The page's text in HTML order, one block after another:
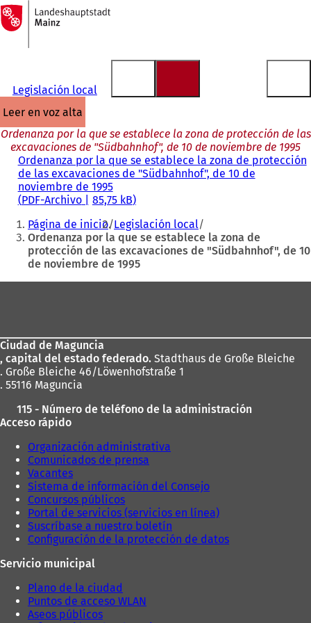
Saltar al contenido
A
la
página
Legislación local
leer en voz alta
Ordenanza por la que se establece la zona de protección de las
excavaciones de "Südbahnhof", de 10 de noviembre de 1995
Ordenanza por la que se establece la zona de protección
de las excavaciones de "Südbahnhof", de 10 de
noviembre de 1995
PDF-Archivo 85,75 kB
Estás
aquí:
Página de inicio Legislación local
Ordenanza por la que se establece la zona de
protección de las excavaciones de "Südbahnhof", de 10
de noviembre de 1995
pies
Ciudad de Maguncia
, capital del estado federado. Stadthaus de Große Bleiche
. Große Bleiche 46/Löwenhofstraße 1
. 55116 Maguncia
115 - Número de teléfono de la administración
Acceso rápido
Organización administrativa
Comunicados de prensa
Vacantes
Sistema de información del Consejo
Concursos públicos
Portal de servicios (servicios en línea)
Suscríbase a nuestro boletín
Configuración de la protección de datos
Servicio municipal
Plano de la ciudad
Puntos de acceso WLAN
Aseos públicos